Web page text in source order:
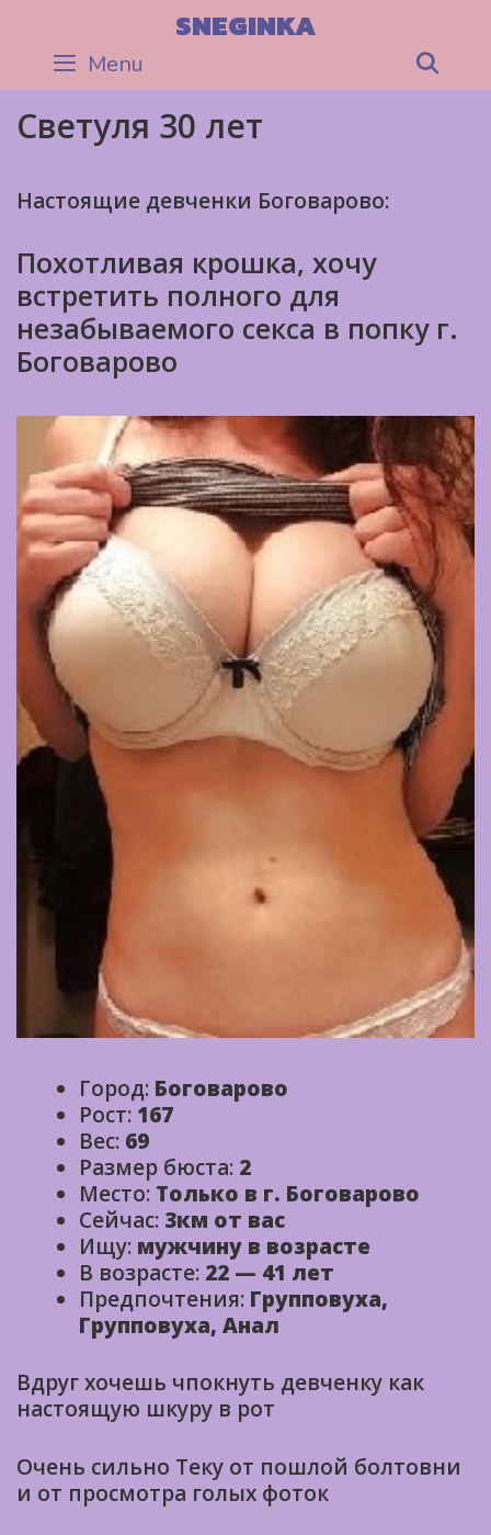
content
SNEGINKA
Menu
Светуля 30 лет
Настоящие девченки Боговарово:
Похотливая крошка, хочу
встретить полного для
незабываемого секса в попку г.
Боговарово
Город: Боговарово
Рост: 167
Вес: 69
Размер бюста: 2
Место: Только в г. Боговарово
Сейчас: 3км от вас
Ищу: мужчину в возрасте
В возрасте: 22 — 41 лет
Предпочтения: Групповуха,
Групповуха, Анал
Вдруг хочешь чпокнуть девченку как
настоящую шкуру в рот
Очень сильно Теку от пошлой болтовни
и от просмотра голых фоток